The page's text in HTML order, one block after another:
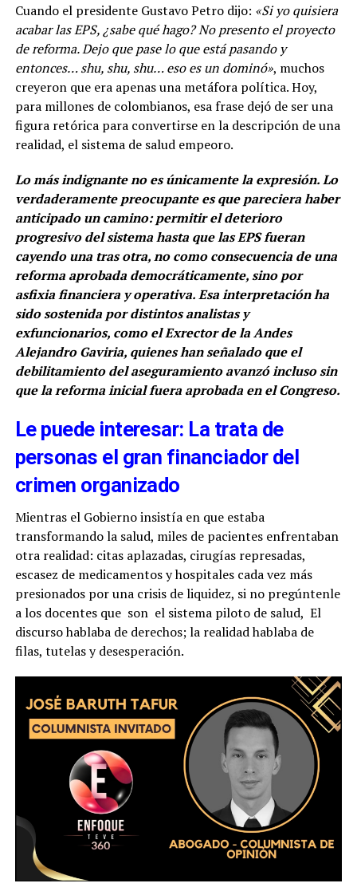
Cuando el presidente Gustavo Petro dijo: «Si yo quisiera
acabar las EPS, ¿sabe qué hago? No presento el proyecto
de reforma. Dejo que pase lo que está pasando y
entonces… shu, shu, shu… eso es un dominó», muchos
creyeron que era apenas una metáfora política. Hoy,
para millones de colombianos, esa frase dejó de ser una
figura retórica para convertirse en la descripción de una
realidad, el sistema de salud empeoro.
Lo más indignante no es únicamente la expresión. Lo
verdaderamente preocupante es que pareciera haber
anticipado un camino: permitir el deterioro
progresivo del sistema hasta que las EPS fueran
cayendo una tras otra, no como consecuencia de una
reforma aprobada democráticamente, sino por
asfixia financiera y operativa. Esa interpretación ha
sido sostenida por distintos analistas y
exfuncionarios, como el Exrector de la Andes
Alejandro Gaviria, quienes han señalado que el
debilitamiento del aseguramiento avanzó incluso sin
que la reforma inicial fuera aprobada en el Congreso.
Le puede interesar: La trata de
personas el gran financiador del
crimen organizado
Mientras el Gobierno insistía en que estaba
transformando la salud, miles de pacientes enfrentaban
otra realidad: citas aplazadas, cirugías represadas,
escasez de medicamentos y hospitales cada vez más
presionados por una crisis de liquidez, si no pregúntenle
a los docentes que son el sistema piloto de salud, El
discurso hablaba de derechos; la realidad hablaba de
filas, tutelas y desesperación.